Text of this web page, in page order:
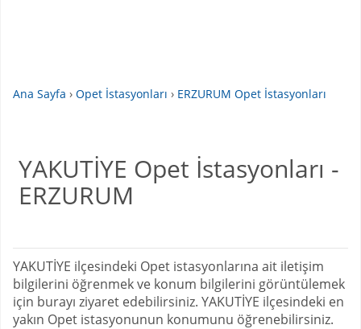
Ana Sayfa › Opet İstasyonları › ERZURUM Opet İstasyonları
YAKUTİYE Opet İstasyonları -
ERZURUM
YAKUTİYE ilçesindeki Opet istasyonlarına ait iletişim
bilgilerini öğrenmek ve konum bilgilerini görüntülemek
için burayı ziyaret edebilirsiniz. YAKUTİYE ilçesindeki en
yakın Opet istasyonunun konumunu öğrenebilirsiniz.